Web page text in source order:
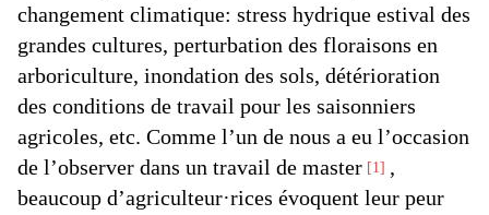
changement climatique: stress hydrique estival des
grandes cultures, perturbation des floraisons en
arboriculture, inondation des sols, détérioration
des conditions de travail pour les saisonniers
agricoles, etc. Comme l’un de nous a eu l’occasion
de l’observer dans un travail de master
1
,
beaucoup d’agriculteur·rices évoquent leur peur